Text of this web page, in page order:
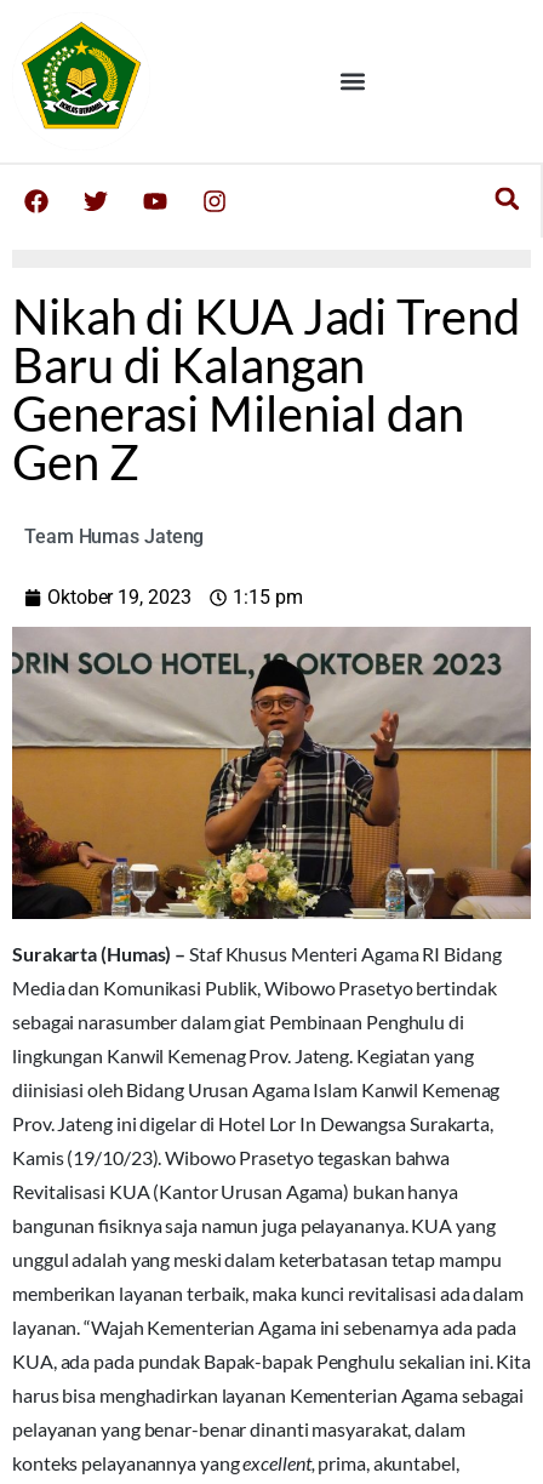
Nikah di KUA Jadi Trend
Baru di Kalangan
Generasi Milenial dan
Gen Z
Team Humas Jateng
Oktober 19, 2023 1:15 pm
Surakarta (Humas) – Staf Khusus Menteri Agama RI Bidang
Media dan Komunikasi Publik, Wibowo Prasetyo bertindak
sebagai narasumber dalam giat Pembinaan Penghulu di
lingkungan Kanwil Kemenag Prov. Jateng. Kegiatan yang
diinisiasi oleh Bidang Urusan Agama Islam Kanwil Kemenag
Prov. Jateng ini digelar di Hotel Lor In Dewangsa Surakarta,
Kamis (19/10/23). Wibowo Prasetyo tegaskan bahwa
Revitalisasi KUA (Kantor Urusan Agama) bukan hanya
bangunan fisiknya saja namun juga pelayananya. KUA yang
unggul adalah yang meski dalam keterbatasan tetap mampu
memberikan layanan terbaik, maka kunci revitalisasi ada dalam
layanan. “Wajah Kementerian Agama ini sebenarnya ada pada
KUA, ada pada pundak Bapak-bapak Penghulu sekalian ini. Kita
harus bisa menghadirkan layanan Kementerian Agama sebagai
pelayanan yang benar-benar dinanti masyarakat, dalam
konteks pelayanannya yangexcellent,prima, akuntabel,